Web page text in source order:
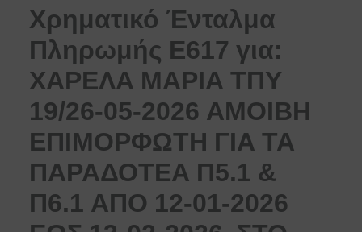
Χρηματικό Ένταλμα
Πληρωμής Ε617 για:
ΧΑΡΕΛΑ ΜΑΡΙΑ ΤΠΥ
19/26-05-2026 ΑΜΟΙΒΗ
ΕΠΙΜΟΡΦΩΤΗ ΓΙΑ ΤΑ
ΠΑΡΑΔΟΤΕΑ Π5.1 &
Π6.1 ΑΠΟ 12-01-2026